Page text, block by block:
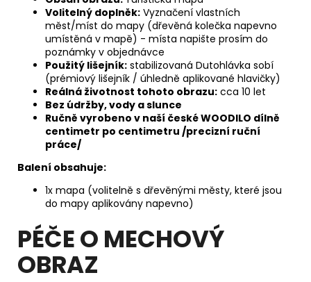
Volitelný doplněk: Vyznačení vlastních
měst/míst do mapy (dřevěná kolečka napevno
umístěná v mapě) - místa napište prosím do
poznámky v objednávce
Použitý lišejník: stabilizovaná Dutohlávka sobí
(prémiový lišejník / úhledně aplikované hlavičky)
Reálná životnost tohoto obrazu: cca 10 let
Bez údržby, vody a slunce
Ručně vyrobeno v naší české WOODILO dílně
centimetr po centimetru /precizní ruční
práce/
Balení obsahuje:
1x mapa (volitelně s dřevěnými městy, které jsou
do mapy aplikovány napevno)
PÉČE O MECHOVÝ
OBRAZ